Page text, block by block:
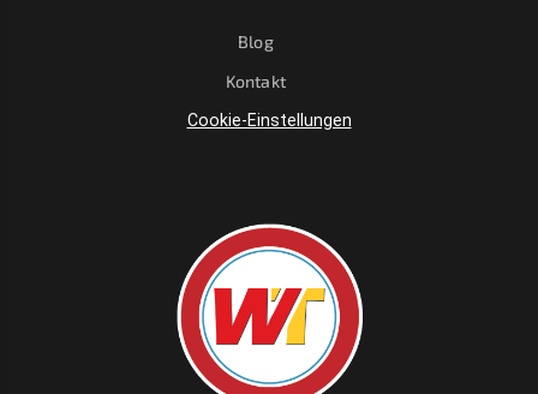
Blog
Kontakt
Cookie-Einstellungen